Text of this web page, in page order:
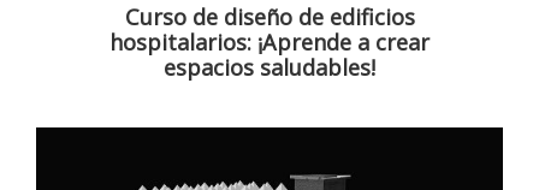
Curso de diseño de edificios
hospitalarios: ¡Aprende a crear
espacios saludables!